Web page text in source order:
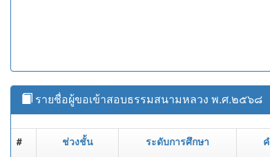
รายชื่อผู้ขอเข้าสอบธรรมสนามหลวง พ.ศ.๒๕๖๘
# ช่วงชั้น ระดับการศึกษา